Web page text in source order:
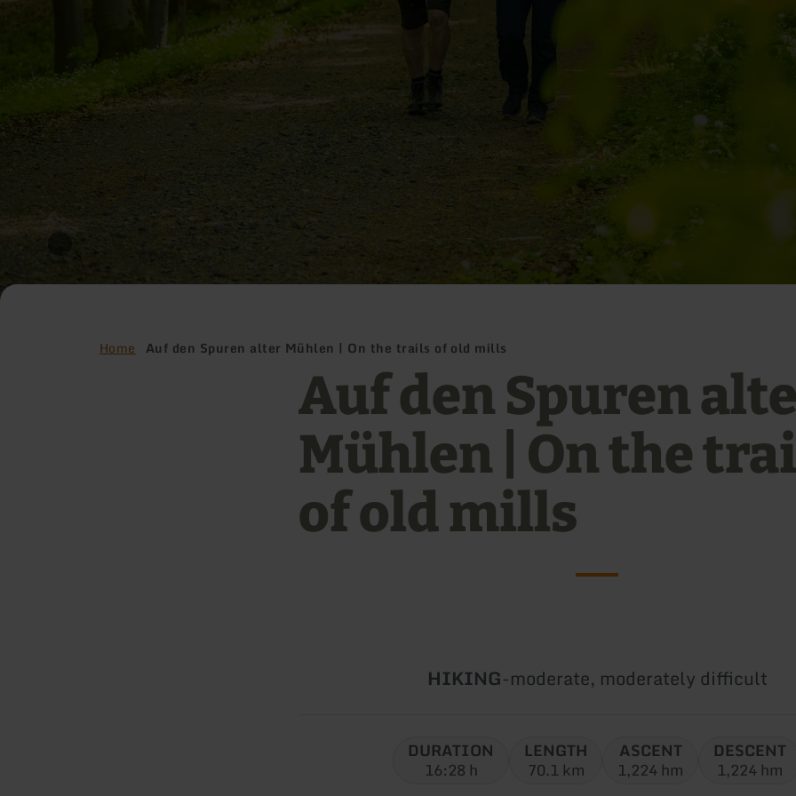
Home Auf den Spuren alter Mühlen | On the trails of old mills
Auf den Spuren
Mühlen | On the
of old mills
Type
HIKING-Difficulty:
moderate, moderately difficult
DURATION
16:28 h
LENGTH
70.1 km
ASCENT
1,224 hm
DESCENT
1,224 hm